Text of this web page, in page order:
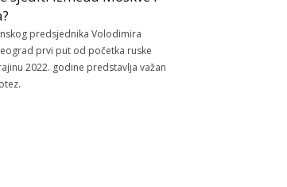
predsjednika Volodimira
prvi put od početka ruske
2022. godine predstavlja važan